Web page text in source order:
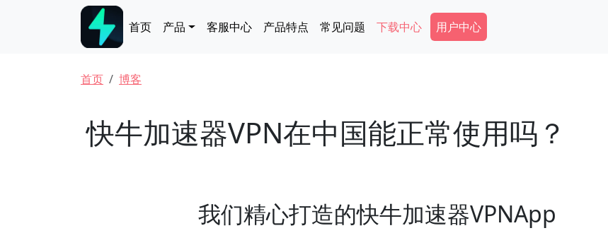
Main navigation
首页 产品 客服中心 产品特点 常见问题 下载中心 Secondary Menu
用户中心
面包屑
首页 博客
快牛加速器VPN在中国能正常使用吗？
我们精心打造的快牛加速器VPNApp